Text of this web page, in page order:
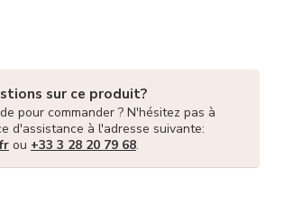
sur ce produit?
pour commander ? N'hésitez pas à
d'assistance à l'adresse suivante:
ou +33 3 28 20 79 68.